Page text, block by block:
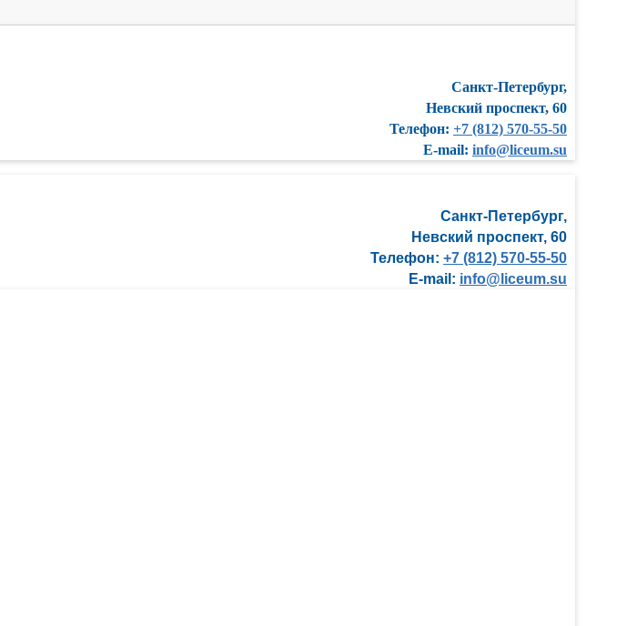
Санкт-Петербург,
Невский проспект, 60
Телефон: +7 (812) 570-55-50
E-mail: info@liceum.su
Санкт-Петербург,
Невский проспект, 60
Телефон: +7 (812) 570-55-50
E-mail: info@liceum.su